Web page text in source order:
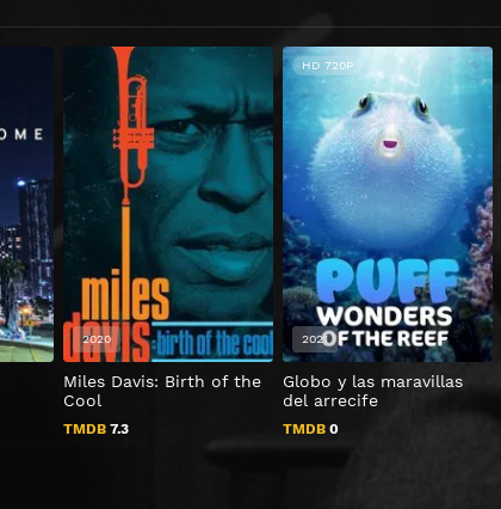
Miles Davis: Birth of the
Cool
TMDB7.3
2020
Globo y las maravillas
del arrecife
TMDB0
HD 720P
2021